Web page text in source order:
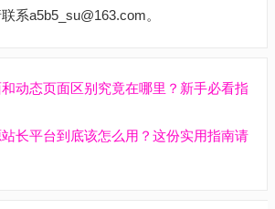
系a5b5_su@163.com。
动态页面区别究竟在哪里？新手必看指
长平台到底该怎么用？这份实用指南请